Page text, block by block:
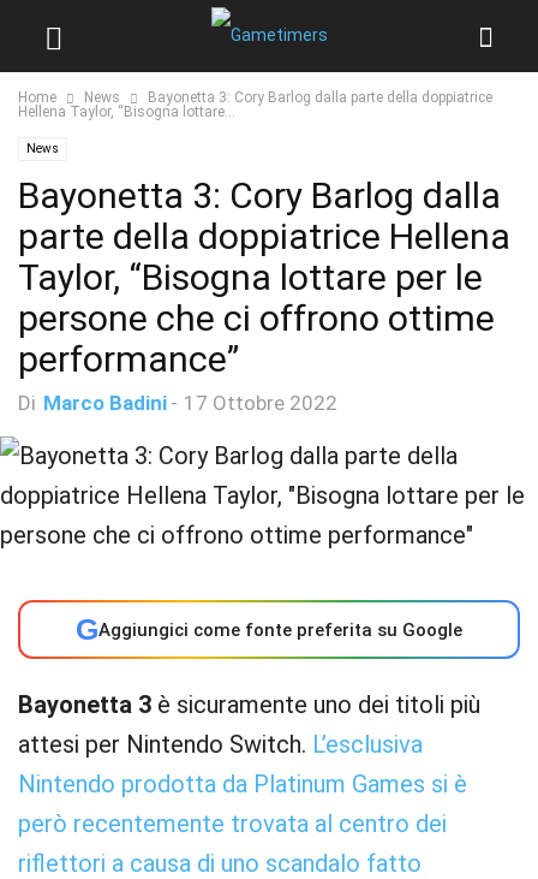
Home News
Bayonetta 3: Cory Barlog dalla parte della doppiatrice
Hellena Taylor, “Bisogna lottare...
News
Bayonetta 3: Cory Barlog dalla
parte della doppiatrice Hellena
Taylor, “Bisogna lottare per le
persone che ci offrono ottime
performance”
Di Marco Badini - 17 Ottobre 2022
GAggiungici come fonte preferita su Google
Bayonetta 3 è sicuramente uno dei titoli più
attesi per Nintendo Switch. L’esclusiva
Nintendo prodotta da Platinum Games si è
però recentemente trovata al centro dei
riflettori a causa di uno scandalo fatto